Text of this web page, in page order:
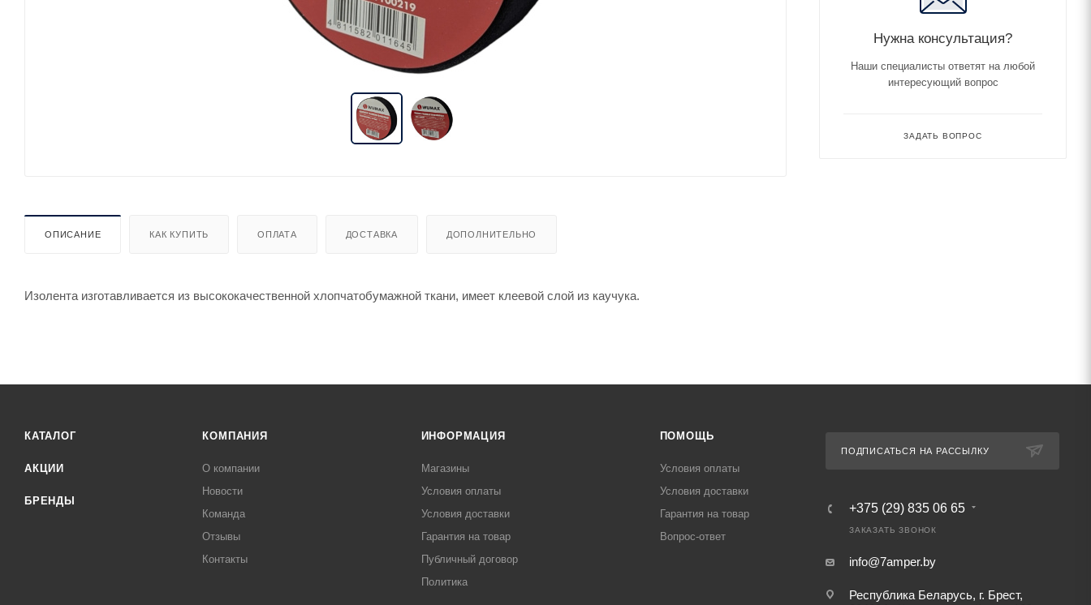
ОПИСАНИЕ КАК КУПИТЬ ОПЛАТА ДОСТАВКА ДОПОЛНИТЕЛЬНО
Изолента изготавливается из высококачественной хлопчатобумажной ткани, имеет клеевой слой из каучука.
Нужна консультация?
Наши специалисты ответят на любой
интересующий вопрос
ЗАДАТЬ ВОПРОС
КАТАЛОГ
АКЦИИ
БРЕНДЫ
КОМПАНИЯ
О компании
Новости
Команда
Отзывы
Контакты
ИНФОРМАЦИЯ
Магазины
Условия оплаты
Условия доставки
Гарантия на товар
Публичный договор
Политика
ПОМОЩЬ
Условия оплаты
Условия доставки
Гарантия на товар
Вопрос-ответ
ПОДПИСАТЬСЯ НА РАССЫЛКУ
+375 (29) 835 06 65
ЗАКАЗАТЬ ЗВОНОК
info@7amper.by
Республика Беларусь, г. Брест,